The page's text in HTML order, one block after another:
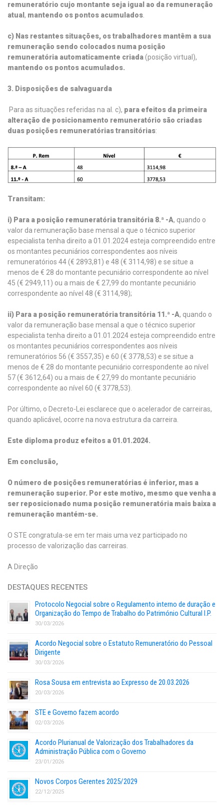
remuneratório cujo montante seja igual ao da remuneração
atual , mantendo os pontos acumulados.
c) Nas restantes situações, os trabalhadores mantêm a sua
remuneração sendo colocados numa posição
remuneratória automaticamente criada(posição virtual),
mantendo os pontos acumulados.
3. Disposições de salvaguarda
Para as situações referidas na al. c), para efeitos da primeira
alteração de posicionamento remuneratório são criadas
duas posições remuneratórias transitórias:
Transitam:
i) Para a posição remuneratória transitória 8.ª -A, quando o
valor da remuneração base mensal a que o técnico superior
especialista tenha direito a 01.01.2024 esteja compreendido entre
os montantes pecuniários correspondentes aos níveis
remuneratórios 44 (€ 2893,81) e 48 (€ 3114,98) e se situe a
menos de € 28 do montante pecuniário correspondente ao nível
45 (€ 2949,11) ou a mais de € 27,99 do montante pecuniário
correspondente ao nível 48 (€ 3114,98);
ii) Para a posição remuneratória transitória 11.ª -A, quando o
valor da remuneração base mensal a que o técnico superior
especialista tenha direito a 01.01.2024 esteja compreendido entre
os montantes pecuniários correspondentes aos níveis
remuneratórios 56 (€ 3557,35) e 60 (€ 3778,53) e se situe a
menos de € 28 do montante pecuniário correspondente ao nível
57 (€ 3612,64) ou a mais de € 27,99 do montante pecuniário
correspondente ao nível 60 (€ 3778,53).
Por último, o Decreto-Lei esclarece que o acelerador de carreiras,
quando aplicável, ocorre na nova estrutura da carreira.
Este diploma produz efeitos a 01.01.2024.
Em conclusão,
O número de posições remuneratórias é inferior, mas a
remuneração superior. Por este motivo, mesmo que venha a
ser reposicionado numa posição remuneratória mais baixa a
remuneração mantém-se.
O STE congratula-se em ter mais uma vez participado no
processo de valorização das carreiras.
A Direção
DESTAQUES RECENTES
Protocolo Negocial sobre o Regulamento interno de duração e
Organização do Tempo de Trabalho do Património Cultural I.P.
30/03/2026
Acordo Negocial sobre o Estatuto Remuneratório do Pessoal
Dirigente
30/03/2026
Rosa Sousa em entrevista ao Expresso de 20.03.2026
20/03/2026
STE e Governo fazem acordo
02/03/2026
Acordo Plurianual de Valorização dos Trabalhadores da
Administração Pública com o Governo
23/01/2026
Novos Corpos Gerentes 2025/2029
22/12/2025